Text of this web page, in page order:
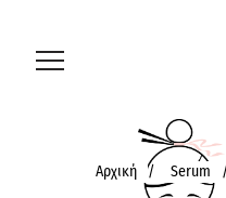
Αρχική / Serum